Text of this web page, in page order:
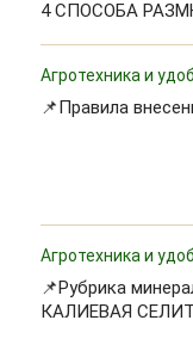
4 СПОСОБА
Агротехника и
📌Правила
Агротехника и
📌Рубрика
КАЛИЕВАЯ